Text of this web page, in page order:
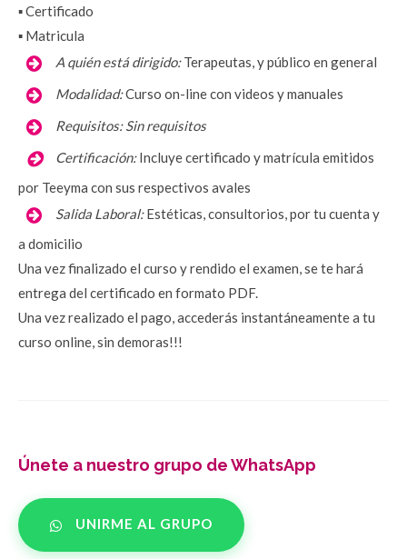
▪️ Certificado
▪️ Matricula
A quién está dirigido: Terapeutas, y público en general
Modalidad:Curso on-line con videos y manuales
Requisitos: Sin requisitos
Certificación: Incluye certificado y matrícula emitidos
por Teeyma con sus respectivos avales
Salida Laboral: Estéticas, consultorios, por tu cuenta y
a domicilio
Una vez finalizado el curso y rendido el examen, se te hará
entrega del certificado en formato PDF.
Una vez realizado el pago, accederás instantáneamente a tu
curso online, sin demoras!!!
Únete a nuestro grupo de WhatsApp
UNIRME AL GRUPO